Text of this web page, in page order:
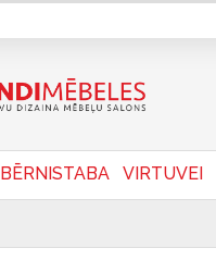
BĒRNISTABA VIRTUVEI